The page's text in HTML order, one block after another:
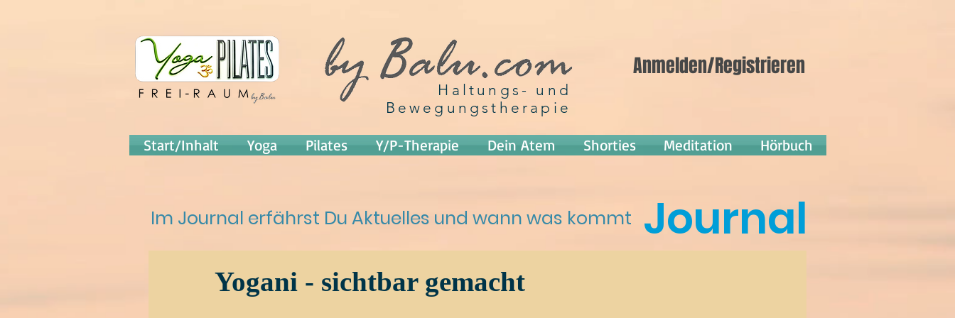
Haltungs- und
Bewegungstherapie
Anmelden/Registrieren
Start/Inhalt Yoga Pilates Y/P-Therapie Dein Atem Shorties Meditation Hörbuch
Im Journal erfährst Du Aktuelles und wann was kommt Journal
Yogani - sichtbar gemacht